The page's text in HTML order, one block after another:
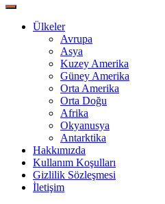
Ülkeler
Avrupa
Asya
Kuzey Amerika
Güney Amerika
Orta Amerika
Orta Doğu
Afrika
Okyanusya
Antarktika
Hakkımızda
Kullanım Koşulları
Gizlilik Sözleşmesi
İletişim